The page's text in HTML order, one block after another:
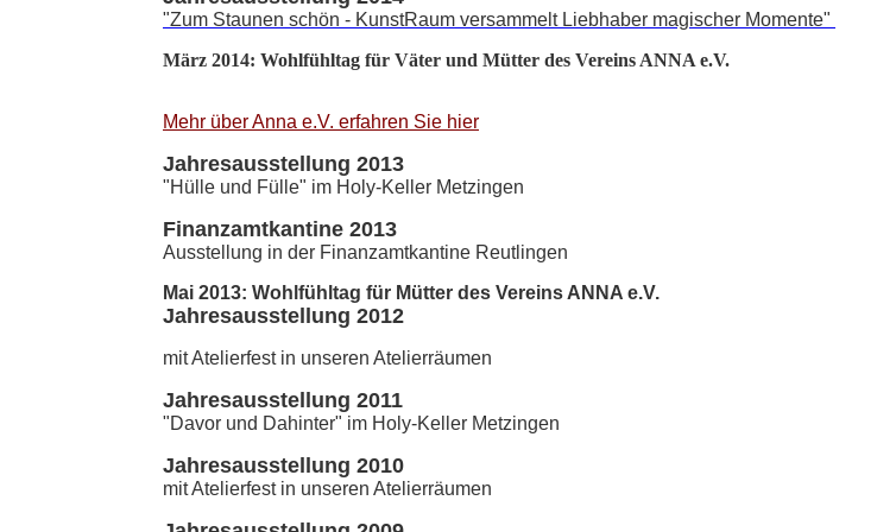
"Zum Staunen schön - KunstRaum versammelt Liebhaber magischer Momente"
März 2014: Wohlfühltag für Väter und Mütter des Vereins ANNA e.V.
Mehr über Anna e.V. erfahren Sie hier
Jahresausstellung 2013
"Hülle und Fülle" im Holy-Keller Metzingen
Finanzamtkantine 2013
Ausstellung in der Finanzamtkantine Reutlingen
Mai 2013: Wohlfühltag für Mütter des Vereins ANNA e.V.
Jahresausstellung 2012
mit Atelierfest in unseren Atelierräumen
Jahresausstellung 2011
"Davor und Dahinter" im Holy-Keller Metzingen
Jahresausstellung 2010
mit Atelierfest in unseren Atelierräumen